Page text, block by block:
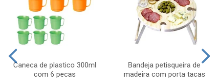
Caneca de plastico 300ml
com 6 pecas
Bandeja petisqueira de
madeira com porta tacas